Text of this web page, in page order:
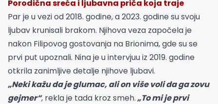
Porodična sreća i ljubavna priča koja traje
Par je u vezi od 2018. godine, a 2023. godine su svoju
ljubav krunisali brakom. Njihova veza započela je
nakon Filipovog gostovanja na Brionima, gde su se
prvi put upoznali. Nina je u intervjuu iz 2019. godine
otkrila zanimljive detalje njihove ljubavi.
„Neki kažu da je glumac, ali on više voli da ga zovu
gejmer“, rekla je tada kroz smeh.„To mi je prvi